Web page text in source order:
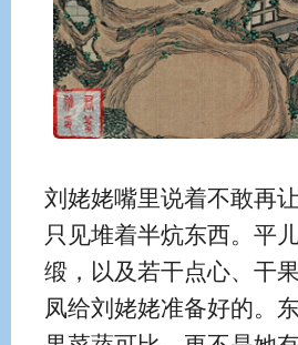
刘姥姥嘴里说着不敢再
只见堆着半炕东西。平
缎，以及若干点心、干
凤给刘姥姥准备好的。